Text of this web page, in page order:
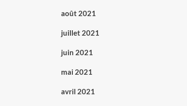
août 2021
juillet 2021
juin 2021
mai 2021
avril 2021